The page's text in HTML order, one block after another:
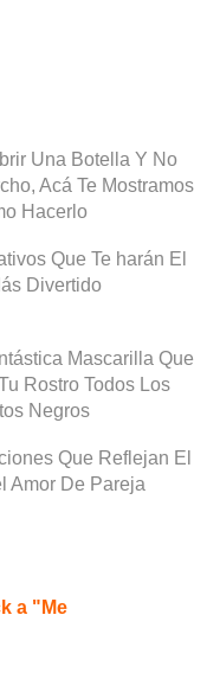
Una Botella Y No
Acá Te Mostramos
Hacerlo
Que Te harán El
Divertido
Mascarilla Que
Rostro Todos Los
Negros
Que Reflejan El
Amor De Pareja
a "Me